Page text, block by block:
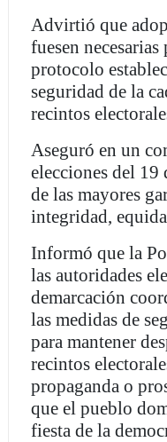
Advirtió que
fuesen necesarias
protocolo
seguridad de la
recintos
Aseguró en un
elecciones del 19
de las mayores
integridad,
Informó que la
las autoridades
demarcación
las medidas de
para mantener
recintos
propaganda o
que el pueblo
fiesta de la